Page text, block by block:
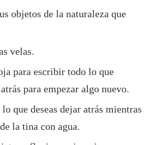
objetos de la naturaleza que
velas.
para escribir todo lo que
para empezar algo nuevo.
que deseas dejar atrás mientras
la tina con agua.